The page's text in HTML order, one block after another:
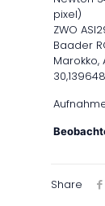
pixel)
ZWO
Baader
Share